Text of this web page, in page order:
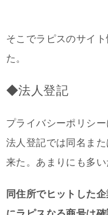
そこでラピスのサイ
た。
◆法人登記
プライバシーポリシ
法人登記では同名ま
来た。あまりにも多い
同住所でヒットした